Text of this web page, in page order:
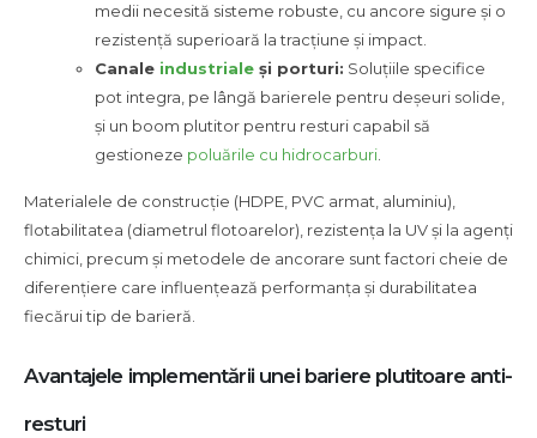
medii necesită sisteme robuste, cu ancore sigure și o
rezistență superioară la tracțiune și impact.
Canale industriale și porturi: Soluțiile specifice
pot integra, pe lângă barierele pentru deșeuri solide,
și un boom plutitor pentru resturi capabil să
gestioneze poluările cu hidrocarburi
Materialele de construcție (HDPE, PVC armat, aluminiu),
flotabilitatea (diametrul flotoarelor), rezistența la UV și la agenți
chimici, precum și metodele de ancorare sunt factori cheie de
diferențiere care influențează performanța și durabilitatea
fiecărui tip de barieră.
Avantajele implementării unei bariere plutitoare anti-
resturi